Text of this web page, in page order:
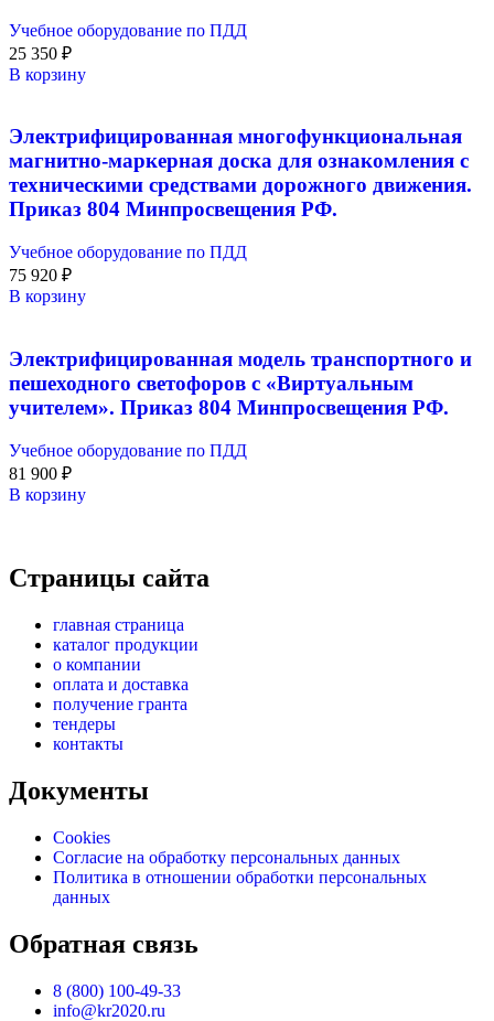
Учебное оборудование по ПДД
25 350 ₽
В корзину
Электрифицированная многофункциональная
магнитно-маркерная доска для ознакомления с
техническими средствами дорожного движения.
Приказ 804 Минпросвещения РФ.
Учебное оборудование по ПДД
75 920 ₽
В корзину
Электрифицированная модель транспортного и
пешеходного светофоров с «Виртуальным
учителем». Приказ 804 Минпросвещения РФ.
Учебное оборудование по ПДД
81 900 ₽
В корзину
Страницы сайта
главная страница
каталог продукции
о компании
оплата и доставка
получение гранта
тендеры
контакты
Документы
Cookies
Согласие на обработку персональных данных
Политика в отношении обработки персональных
данных
Обратная связь
8 (800) 100-49-33
info@kr2020.ru